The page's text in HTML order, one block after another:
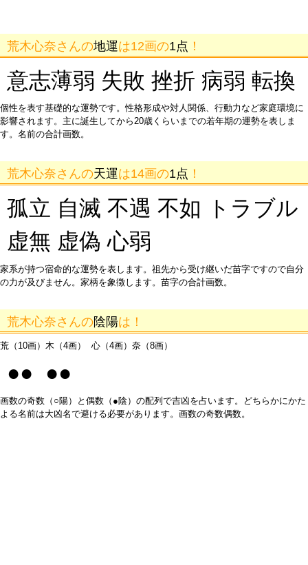
荒木心奈さんの地運は12画の1点 ！
意志薄弱 失敗 挫折 病弱 転換
個性を表す基礎的な運勢です。性格形成や対人関係、行動力など家庭環境に
影響されます。主に誕生してから20歳くらいまでの若年期の運勢を表しま
す。名前の合計画数。
荒木心奈さんの天運は14画の1点 ！
孤立 自滅 不遇 不如 トラブル
虚無 虚偽 心弱
家系が持つ宿命的な運勢を表します。祖先から受け継いだ苗字ですので自分
の力が及びません。家柄を象徴します。苗字の合計画数。
荒木心奈さんの陰陽は！
荒（10画）木（4画） 心（4画）奈（8画）
●● ●●
画数の奇数（○陽）と偶数（●陰）の配列で吉凶を占います。どちらかにかた
よる名前は大凶名で避ける必要があります。画数の奇数偶数。